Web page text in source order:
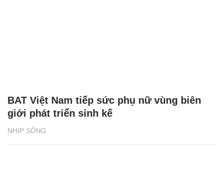
NHỊP SỐNG
BAT Việt Nam tiếp sức phụ nữ vùng biên
giới phát triển sinh kế